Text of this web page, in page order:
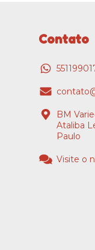
Contato
BM
Ataliba
Paulo
Visite o